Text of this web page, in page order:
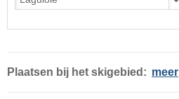
Plaatsen bij het skigebied: meer